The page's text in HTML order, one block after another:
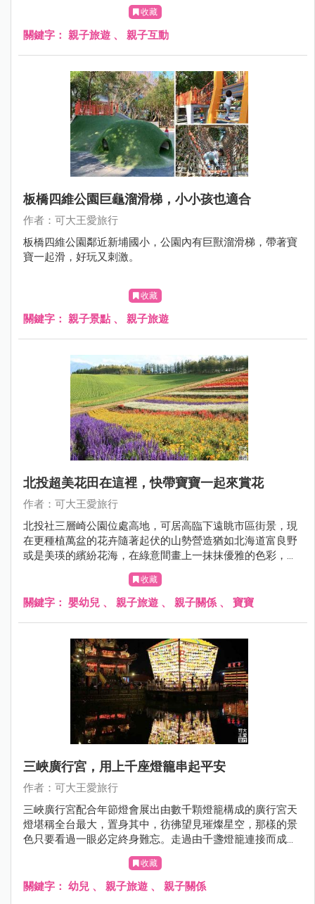
收藏
關鍵字： 親子旅遊 、 親子互動
板橋四維公園巨龜溜滑梯，小小孩也適合
作者：可大王愛旅行
板橋四維公園鄰近新埔國小，公園內有巨獸溜滑梯，帶著寶
寶一起滑，好玩又刺激。
收藏
關鍵字： 親子景點 、 親子旅遊
北投超美花田在這裡，快帶寶寶一起來賞花
作者：可大王愛旅行
北投社三層崎公園位處高地，可居高臨下遠眺市區街景，現
在更種植萬盆的花卉隨著起伏的山勢營造猶如北海道富良野
或是美瑛的繽紛花海，在綠意間畫上一抹抹優雅的色彩，輕
柔地塗繪出五顏六色的夢幻花毯。
收藏
關鍵字： 嬰幼兒 、 親子旅遊 、 親子關係 、 寶寶
三峽廣行宮，用上千座燈籠串起平安
作者：可大王愛旅行
三峽廣行宮配合年節燈會展出由數千顆燈籠構成的廣行宮天
燈堪稱全台最大，置身其中，彷彿望見璀燦星空，那樣的景
色只要看過一眼必定終身難忘。走過由千盞燈籠連接而成的
祈福步道，敲響祈福鐘，讓你學業、工作、愛情運勢加溫，
幸福一整年，趁著年節腳步未走遠，快揪伴來賞燈，為新春
劃下美麗句點吧。
收藏
關鍵字： 幼兒 、 親子旅遊 、 親子關係